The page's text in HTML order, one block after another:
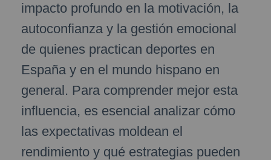
impacto profundo en la motivación, la
autoconfianza y la gestión emocional
de quienes practican deportes en
España y en el mundo hispano en
general. Para comprender mejor esta
influencia, es esencial analizar cómo
las expectativas moldean el
rendimiento y qué estrategias pueden